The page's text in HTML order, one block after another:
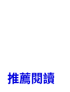
推薦閱讀